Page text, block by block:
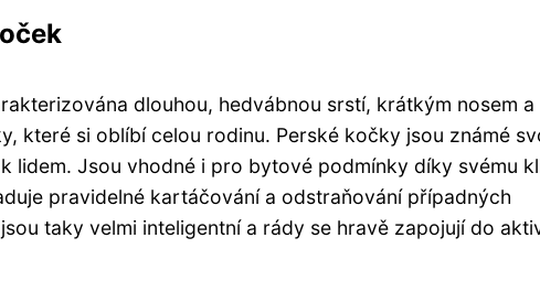
dlouhou, hedvábnou srstí, krátkým nosem a
které si oblíbí celou rodinu. Perské kočky jsou známé
lidem. Jsou vhodné i pro bytové podmínky díky svému
pravidelné kartáčování a odstraňování případných
taky velmi inteligentní a rády se hravě zapojují do